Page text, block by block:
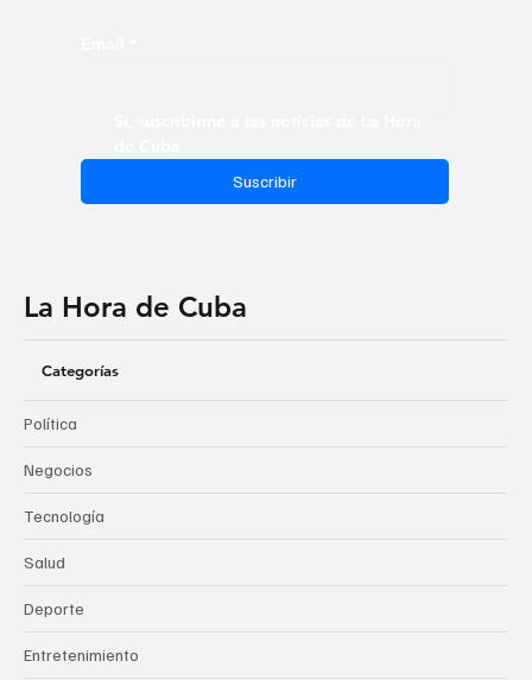
Suscribir
La Hora de Cuba
Categorías
Política
Negocios
Tecnología
Salud
Deporte
Entretenimiento